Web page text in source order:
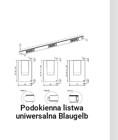
Podokienna listwa
uniwersalna Blaugelb